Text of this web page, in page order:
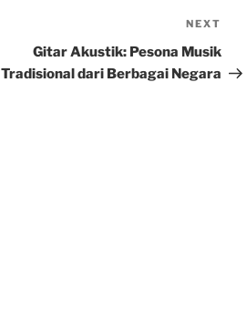
Post
NEXT
Gitar Akustik: Pesona Musik
Tradisional dari Berbagai Negara